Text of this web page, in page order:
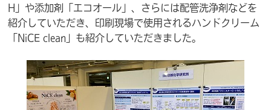
H」や添加剤「エコオール」、さらには配管洗浄剤などを
紹介していただき、印刷現場で使用されるハンドクリーム
「NiCE clean」も紹介していただきました。